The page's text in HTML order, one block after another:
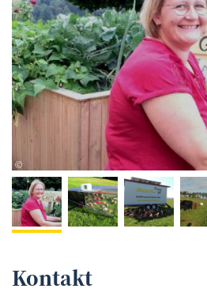
©Familie Sonnleitner
Kontakt